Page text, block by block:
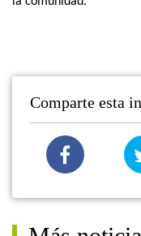
Comparte esta